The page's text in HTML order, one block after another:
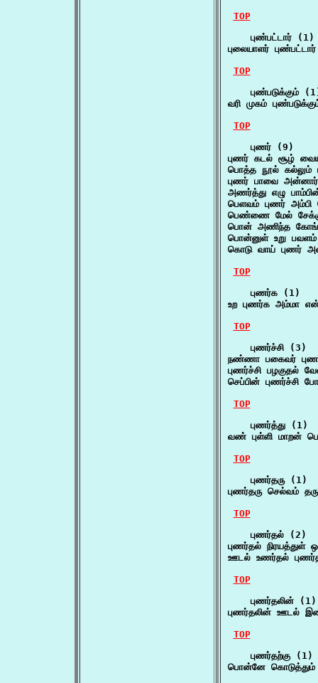
TOP
    புண்பட்டார் (1)
புலையாளர்
TOP
புண்படுக்கும்
வரி முகம்
TOP
    புணர் (9)
புணர் கடல் சூழ்
பொத்த நூல் கல்லும்
புணர் பாவை
அணர்த்து எழு
பெளவம் புணர்
பெண்ணை மேல்
பொன் அணிந்த
பொன்னுள் உறு
கொடு வாய் புணர்
TOP
    புணர்க (1)
உற புணர்க அம்மா
TOP
    புணர்ச்சி (3)
நண்ணா பகைவர்
புணர்ச்சி பழகுதல்
செப்பின் புணர்ச்சி
TOP
    புணர்த்து (1)
வண் புள்ளி மாறன்
TOP
    புணர்தரு (1)
புணர்தரு செல்வம்
TOP
    புணர்தல் (2)
புணர்தல் நிரயத்துள்
ஊடல் உணர்தல்
TOP
    புணர்தலின் (1)
புணர்தலின் ஊடல்
TOP
    புணர்தற்கு (1)
பொன்னே கொடுத்தும்